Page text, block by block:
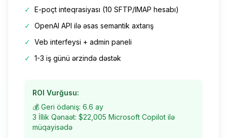
✓ E-poçt inteqrasiyası (10 SFTP/IMAP hesabı)
✓ OpenAI API ilə əsas semantik axtarış
✓ Veb interfeysi + admin paneli
✓ 1-3 iş günü ərzində dəstək
ROI Vurğusu:
💰 Geri ödəniş: 6.6 ay
3 İllik Qənaət: $22,005 Microsoft Copilot ilə
müqayisədə